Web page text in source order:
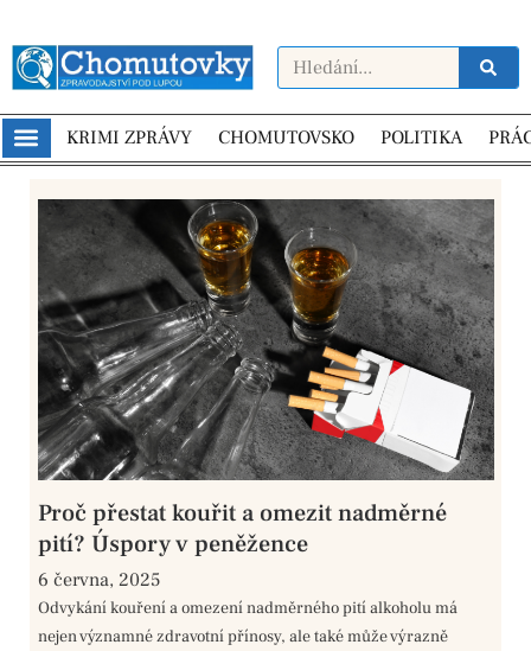
KRIMI ZPRÁVY CHOMUTOVSKO POLITIKA
Proč přestat kouřit a omezit nadměrné
pití? Úspory v peněžence
6 června, 2025
Odvykání kouření a omezení nadměrného pití alkoholu má
nejen významné zdravotní přínosy, ale také může výrazně